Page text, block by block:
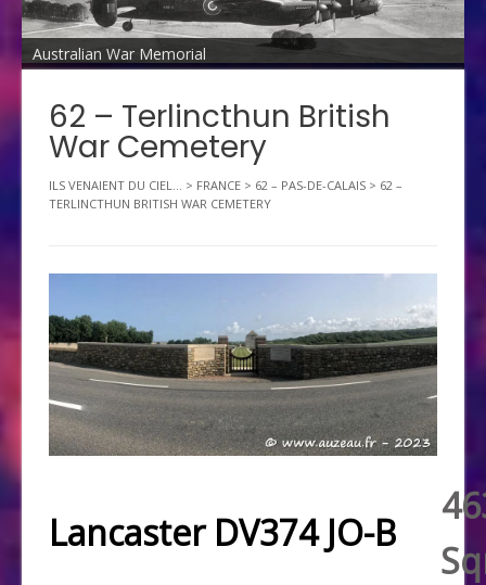
Australian War Memorial
62 – Terlincthun British
War Cemetery
ILS VENAIENT DU CIEL... > FRANCE > 62 – PAS-DE-CALAIS > 62 –
TERLINCTHUN BRITISH WAR CEMETERY
Lancaster DV374 JO-B